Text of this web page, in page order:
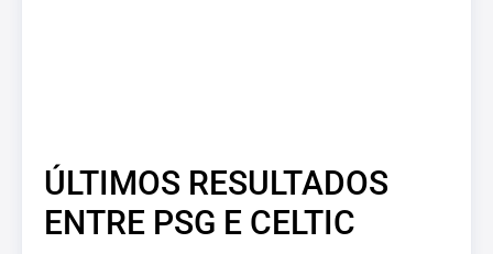
ÚLTIMOS RESULTADOS
ENTRE PSG E CELTIC